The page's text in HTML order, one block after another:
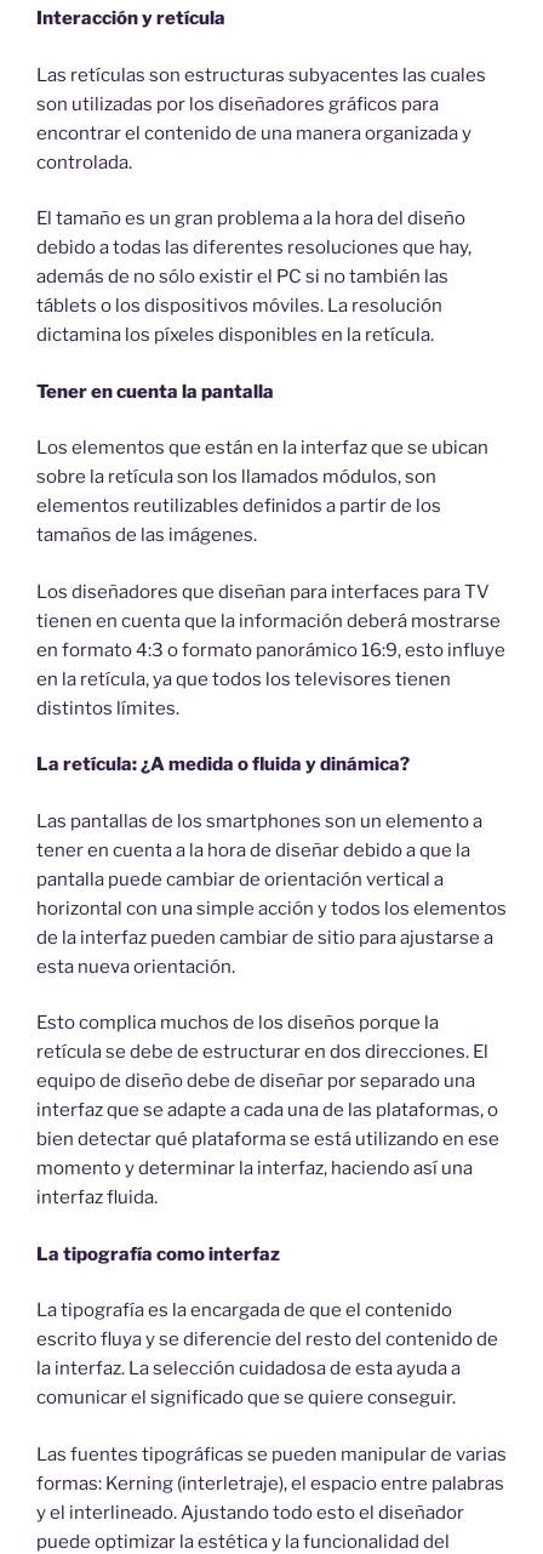
Interacción y retícula
Las retículas son estructuras subyacentes las cuales
son utilizadas por los diseñadores gráficos para
encontrar el contenido de una manera organizada y
controlada.
El tamaño es un gran problema a la hora del diseño
debido a todas las diferentes resoluciones que hay,
además de no sólo existir el PC si no también las
táblets o los dispositivos móviles. La resolución
dictamina los píxeles disponibles en la retícula.
Tener en cuenta la pantalla
Los elementos que están en la interfaz que se ubican
sobre la retícula son los llamados módulos, son
elementos reutilizables definidos a partir de los
tamaños de las imágenes.
Los diseñadores que diseñan para interfaces para TV
tienen en cuenta que la información deberá mostrarse
en formato 4:3 o formato panorámico 16:9, esto influye
en la retícula, ya que todos los televisores tienen
distintos límites.
La retícula: ¿A medida o fluida y dinámica?
Las pantallas de los smartphones son un elemento a
tener en cuenta a la hora de diseñar debido a que la
pantalla puede cambiar de orientación vertical a
horizontal con una simple acción y todos los elementos
de la interfaz pueden cambiar de sitio para ajustarse a
esta nueva orientación.
Esto complica muchos de los diseños porque la
retícula se debe de estructurar en dos direcciones. El
equipo de diseño debe de diseñar por separado una
interfaz que se adapte a cada una de las plataformas, o
bien detectar qué plataforma se está utilizando en ese
momento y determinar la interfaz, haciendo así una
interfaz fluida.
La tipografía como interfaz
La tipografía es la encargada de que el contenido
escrito fluya y se diferencie del resto del contenido de
la interfaz. La selección cuidadosa de esta ayuda a
comunicar el significado que se quiere conseguir.
Las fuentes tipográficas se pueden manipular de varias
formas: Kerning (interletraje), el espacio entre palabras
y el interlineado. Ajustando todo esto el diseñador
puede optimizar la estética y la funcionalidad del